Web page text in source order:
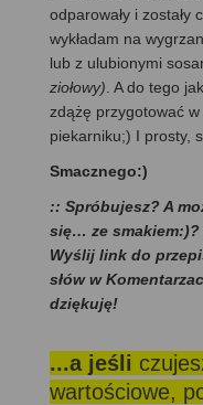
odparowały i
wykładam na
lub z ulubionymi
ziołowy) . A do tego
zdążę przygotować
piekarniku;) I prosty,
Smacznego:)
:: Spróbujesz? A
się… ze smakiem:)?
Wyślij link do
słów w
dziękuję!
...a jeśli
wartościowe,